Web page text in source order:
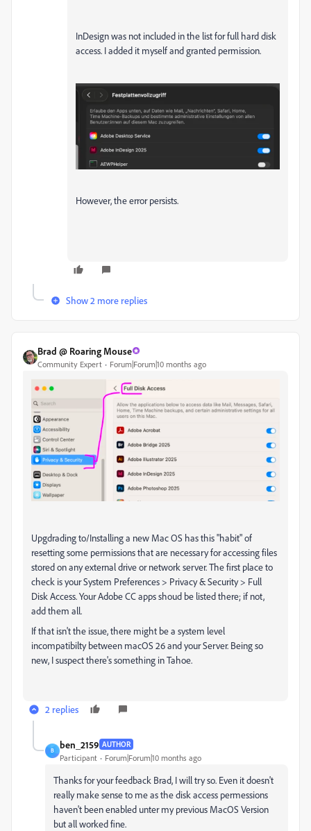
InDesign was not included in the list for full hard disk
access. I added it myself and granted permission.
However, the error persists.
Show 2 more replies
Brad @ Roaring Mouse
Community Expert Forum|Forum|10 months ago
Upgdrading to/Installing a new Mac OS has this "habit" of
resetting some permissions that are necessary for accessing files
stored on any external drive or network server. The first place to
check is your System Preferences > Privacy & Security > Full
Disk Access. Your Adobe CC apps shoud be listed there; if not,
add them all.
If that isn't the issue, there might be a system level
incompatibilty between macOS 26 and your Server. Being so
new, I suspect there's something in Tahoe.
2 replies
B
ben_2159 AUTHOR
Participant Forum|Forum|10 months ago
Thanks for your feedback Brad, I will try so. Even it doesn't
really make sense to me as the disk access permessions
haven't been enabled unter my previous MacOS Version
but all worked fine.